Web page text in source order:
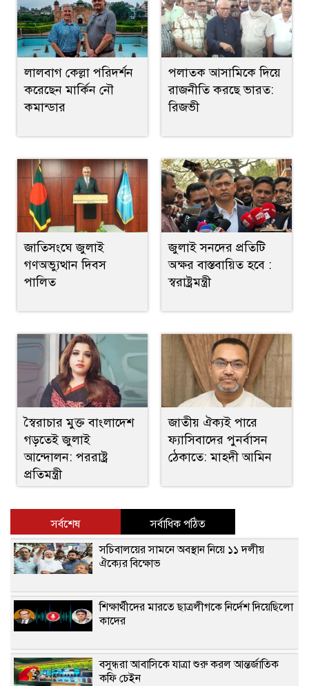
লালবাগ কেল্লা পরিদর্শন
করেছেন মার্কিন নৌ
কমান্ডার
পলাতক আসামিকে দিয়ে
রাজনীতি করছে ভারত:
রিজভী
জাতিসংঘে জুলাই
গণঅভ্যুত্থান দিবস
পালিত
জুলাই সনদের প্রতিটি
অক্ষর বাস্তবায়িত হবে :
স্বরাষ্ট্রমন্ত্রী
স্বৈরাচার মুক্ত বাংলাদেশ
গড়তেই জুলাই
আন্দোলন: পররাষ্ট্র
প্রতিমন্ত্রী
জাতীয় ঐক্যই পারে
ফ্যাসিবাদের পুনর্বাসন
ঠেকাতে: মাহদী আমিন
সর্বশেষ
সর্বাধিক পঠিত
সচিবালয়ের সামনে অবস্থান নিয়ে ১১ দলীয়
ঐক্যের বিক্ষোভ
শিক্ষার্থীদের মারতে ছাত্রলীগকে নির্দেশ দিয়েছিলো
কাদের
বসুন্ধরা আবাসিকে যাত্রা শুরু করল আন্তর্জাতিক
কফি চেইন